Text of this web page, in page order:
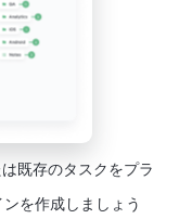
既存のタスクをプラ
を作成しましょう